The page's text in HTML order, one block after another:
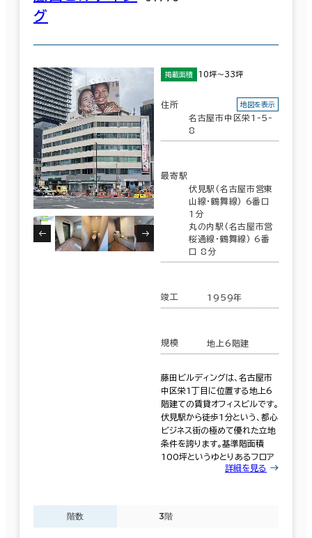
グ
掲載面積 10坪～33坪
住所
名古屋市中区栄1-5-
8
地図を表示
最寄駅
伏見駅(名古屋市営東
山線･鶴舞線) 6番口
1分
丸の内駅(名古屋市営
桜通線･鶴舞線) 6番
口 8分
竣工 1959年
規模 地上6階建
藤田ビルディングは、名古屋市
中区栄1丁目に位置する地上6
階建ての賃貸オフィスビルです。
伏見駅から徒歩1分という、都心
ビジネス街の極めて優れた立地
条件を誇ります。基準階面積
100坪というゆとりあるフロア
詳細を見る
階数 3階